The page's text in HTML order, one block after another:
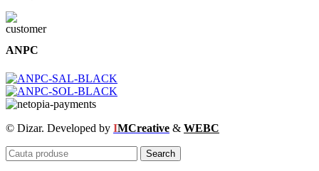
ANPC
© Dizar. Developed by IMCreative & WEBC
Search